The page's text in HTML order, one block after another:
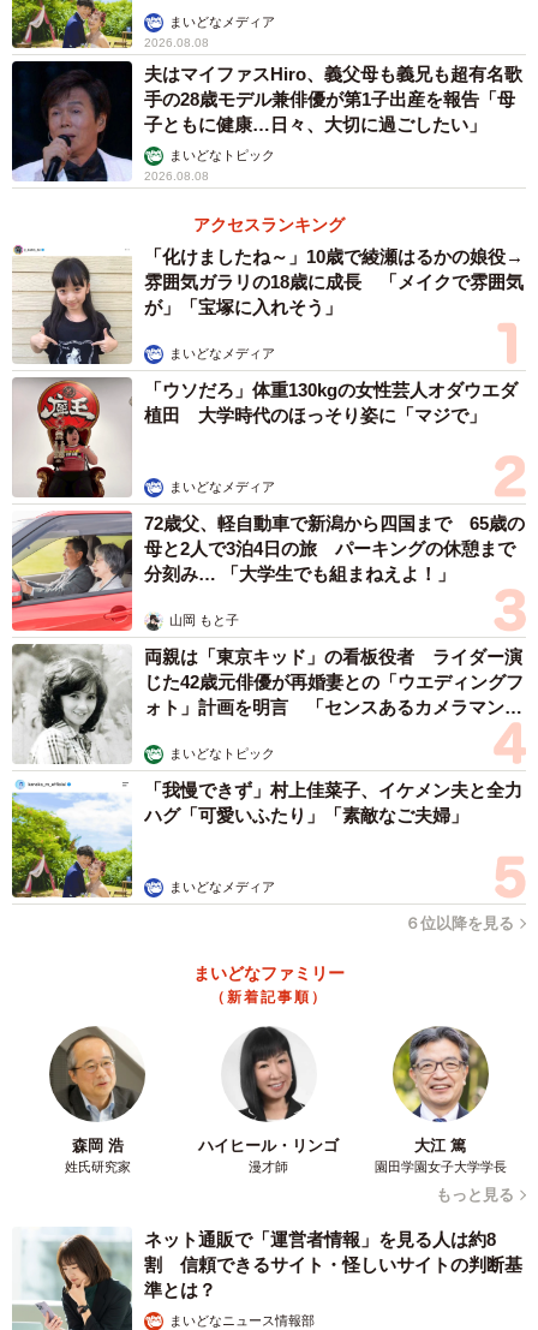
まいどなメディア
2026.08.08
夫はマイファスHiro、義父母も義兄も超有名歌
手の28歳モデル兼俳優が第1子出産を報告「母
子ともに健康…日々、大切に過ごしたい」
まいどなトピック
2026.08.08
アクセスランキング
「化けましたね～」10歳で綾瀬はるかの娘役→
雰囲気ガラリの18歳に成長 「メイクで雰囲気
が」「宝塚に入れそう」
まいどなメディア
「ウソだろ」体重130kgの女性芸人オダウエダ
植田 大学時代のほっそり姿に「マジで」
まいどなメディア
72歳父、軽自動車で新潟から四国まで 65歳の
母と2人で3泊4日の旅 パーキングの休憩まで
分刻み… 「大学生でも組まねえよ！」
山岡 もと子
両親は「東京キッド」の看板役者 ライダー演
じた42歳元俳優が再婚妻との「ウエディングフ
ォト」計画を明言 「センスあるカメラマン求
まいどなトピック
「我慢できず」村上佳菜子、イケメン夫と全力
ハグ「可愛いふたり」「素敵なご夫婦」
まいどなメディア
６位以降を見る
まいどなファミリー
（新着記事順）
森岡 浩
姓氏研究家
ハイヒール・リンゴ
漫才師
大江 篤
園田学園女子大学学長
もっと見る
ネット通販で「運営者情報」を見る人は約8
割 信頼できるサイト・怪しいサイトの判断基
準とは？
まいどなニュース情報部